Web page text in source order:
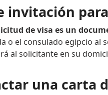
invitación
de visa es un
o el consulado egipcio al
al solicitante en su
una carta